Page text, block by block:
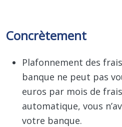
Concrètement
Plafonnement des
banque ne peut pas
euros par mois de frais
automatique, vous
votre banque.